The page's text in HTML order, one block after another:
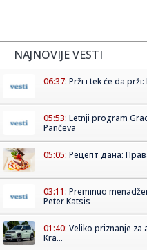
NAJNOVIJE VESTI
06:37: Prži i tek će da
05:53: Letnji program
Pančeva
05:05: Рецепт дана:
03:11: Preminuo
Peter Katsis
01:40: Veliko priznanje za
Kra...